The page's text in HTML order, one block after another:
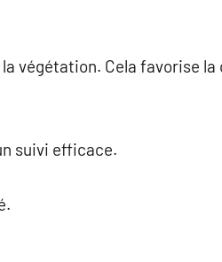
végétation. Cela favorise
suivi efficace.